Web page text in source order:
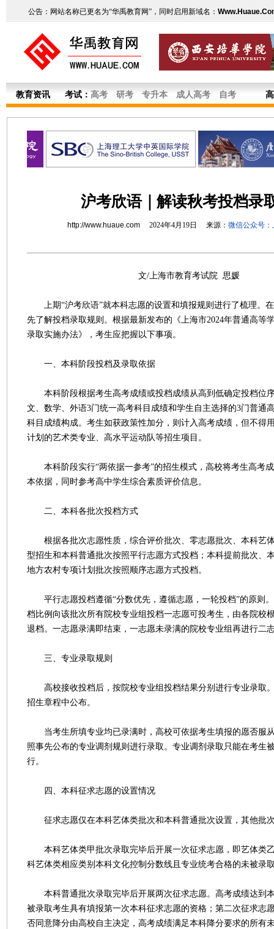
公告：网站名称已更名为“华禹教育网”，同时启用新域名：
教育资讯 考试： 高考 研考 专升本 成人高考 自考
沪考欣语｜解读秋考投档录
http://www.huaue.com2024年4月19日 来源： 微信公众号
文/上海市教育考试院 思媛
上期“沪考欣语”就本科志愿的设置和填报规则进行了梳理。
先了解投档录取规则。根据最新发布的《上海市2024年普通高等
录取实施办法》，考生应把握以下事项。
一、本科阶段投档及录取依据
本科阶段根据考生高考成绩或投档成绩从高到低确定投档位
文、数学、外语3门统一高考科目成绩和学生自主选择的3门普通
科目成绩构成。考生如获政策性加分，则计入高考成绩，但不得
计划的艺术类专业、高水平运动队等招生项目。
本科阶段实行“两依据一参考”的招生模式，高校将考生高考
本依据，同时参考高中学生综合素质评价信息。
二、本科各批次投档方式
根据各批次志愿性质，综合评价批次、零志愿批次、本科艺
型招生和本科普通批次按照平行志愿方式投档；本科提前批次、
地方农村专项计划批次按照顺序志愿方式投档。
平行志愿投档遵循“分数优先，遵循志愿，一轮投档”的原则
档比例向该批次所有院校专业组投档一志愿可投考生，由各院校
退档。一志愿录满即结束，一志愿未录满的院校专业组再进行二
三、专业录取规则
高校接收投档后，按院校专业组投档结果分别进行专业录取
招生章程中公布。
当考生所填专业均已录满时，高校可依据考生填报的愿否服
照事先公布的专业调剂规则进行录取。专业调剂录取只能在考生
行。
四、本科征求志愿的设置情况
征求志愿仅在本科艺体类批次和本科普通批次设置，其他批
本科艺体类甲批次录取完毕后开展一次征求志愿，即艺体类
科艺体类相应类别本科文化控制分数线且专业统考合格的未被录
本科普通批次录取完毕后开展两次征求志愿。高考成绩达到
被录取考生具有填报第一次本科征求志愿的资格；第二次征求志
否同意降分由高校自主决定，高考成绩满足本科降分要求的所有